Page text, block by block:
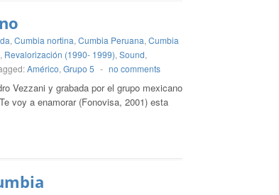
, Cumbia nortina, Cumbia Peruana, Cumbia
, Revalorización (1990- 1999), Sound,
Américo, Grupo 5 - no comments
Vezzani y grabada por el grupo mexicano
voy a enamorar (Fonovisa, 2001) esta